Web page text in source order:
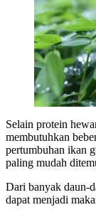
Selain protein
membutuhkan
pertumbuhan ikan
paling mudah
Dari banyak daun-
dapat menjadi